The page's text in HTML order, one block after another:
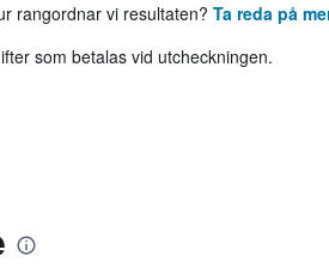
rangordnar vi resultaten? Ta reda på
som betalas vid utcheckningen.